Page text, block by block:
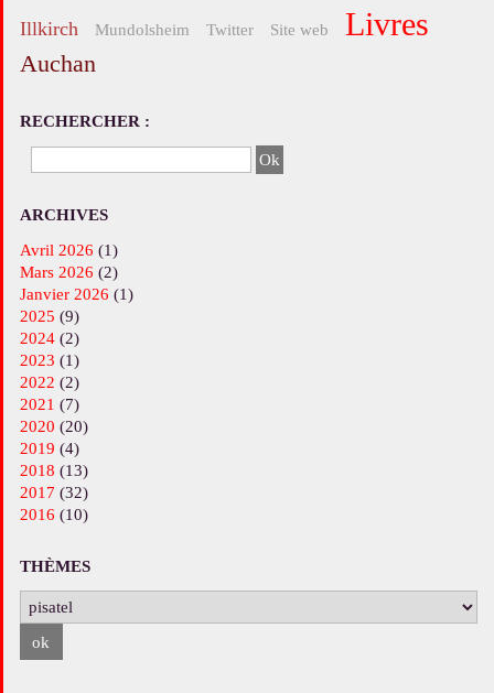
Illkirch Mundolsheim twitter site web livres
Auchan
RECHERCHER :
ARCHIVES
avril 2026 (1)
mars 2026 (2)
janvier 2026 (1)
2025 (9)
2024(2)
2023 (1)
2022 (2)
2021 (7)
2020 (20)
2019 (4)
2018 (13)
2017 (32)
2016 (10)
THÈMES